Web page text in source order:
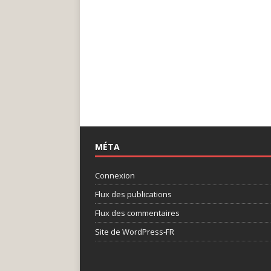
MÉTA
Connexion
Flux des publications
Flux des commentaires
Site de WordPress-FR